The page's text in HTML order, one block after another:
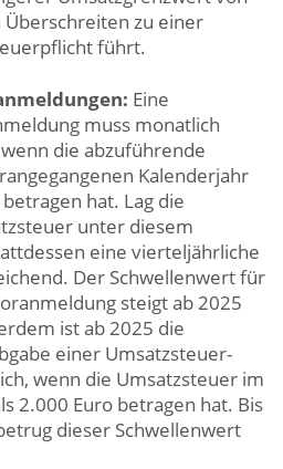
Überschreiten zu einer
führt.
Eine
muss monatlich
die abzuführende
Kalenderjahr
hat. Lag die
unter diesem
eine vierteljährliche
Der Schwellenwert für
steigt ab 2025
ist ab 2025 die
einer Umsatzsteuer-
wenn die Umsatzsteuer im
2.000 Euro betragen hat. Bis
dieser Schwellenwert